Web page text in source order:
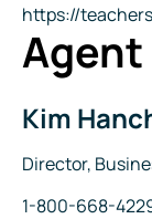
Site
Internet
https://
Nom
Kim
Titre
Director,
Téléphone
1-800-668-